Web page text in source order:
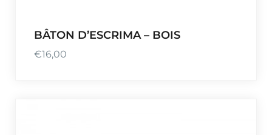
BÂTON D’ESCRIMA – BOIS
€16,00